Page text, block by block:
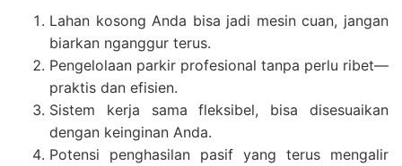
Lahan kosong Anda bisa jadi mesin cuan, jangan
biarkan nganggur terus.
Pengelolaan parkir profesional tanpa perlu ribet—
praktis dan efisien.
Sistem kerja sama fleksibel, bisa disesuaikan
dengan keinginan Anda.
Potensi penghasilan pasif yang terus mengalir